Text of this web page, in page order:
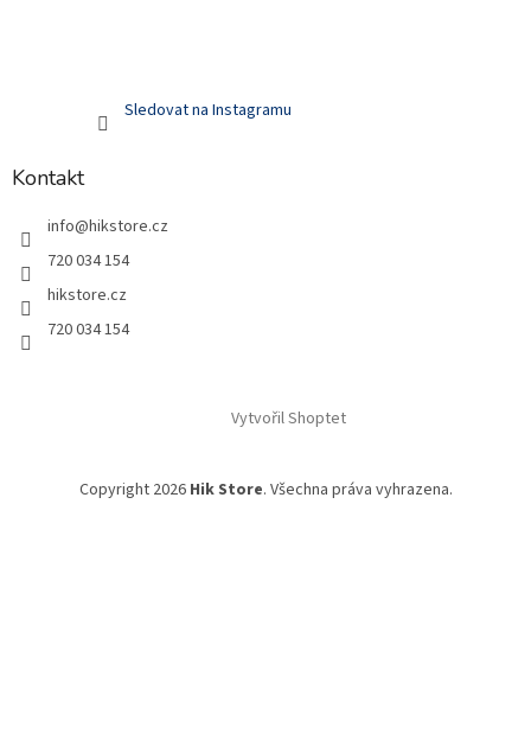
Sledovat na Instagramu
Kontakt
info@hikstore.cz
720 034 154
hikstore.cz
720 034 154
Vytvořil Shoptet
Copyright 2026 Hik Store. Všechna práva vyhrazena.